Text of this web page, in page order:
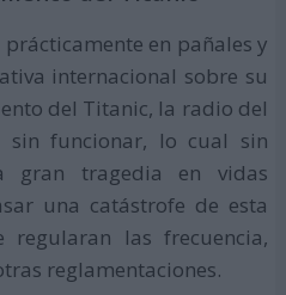
en pañales y
internacional sobre su
del Titanic, la radio del
sin funcionar, lo cual sin
gran tragedia en vidas
una catástrofe de esta
las frecuencia,
reglamentaciones.